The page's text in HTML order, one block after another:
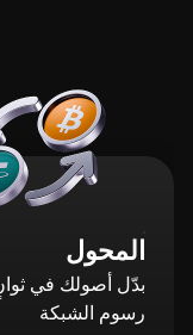
المحول
بدّل أصولك في
رسوم الشبكة